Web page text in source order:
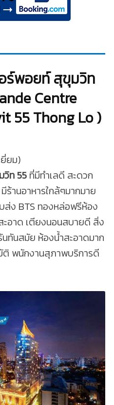
ร์พอยท์ สุขุมวิท
Centre
55 Thong Lo )
ยม)
วิท 55ที่มีทำเลดี สะดวก
ร้านอาหารใกล้ๆมากมาย
ส่ง BTS ทองหล่อฟรีห้อง
อาด เตียงนอนสบายดี สิ่ง
ทันสมัย ห้องน้ำสะอาดมาก
พนักงานสุภาพบริการดี